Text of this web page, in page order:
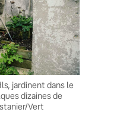
jardinent dans le
dizaines de
Vert